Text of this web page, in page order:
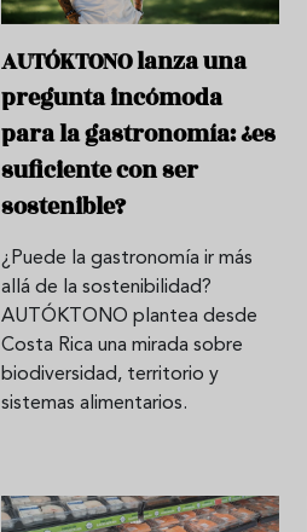
AUTÓKTONO lanza una
pregunta incómoda
para la gastronomía: ¿es
suficiente con ser
sostenible?
¿Puede la gastronomía ir más
allá de la sostenibilidad?
AUTÓKTONO plantea desde
Costa Rica una mirada sobre
biodiversidad, territorio y
sistemas alimentarios.